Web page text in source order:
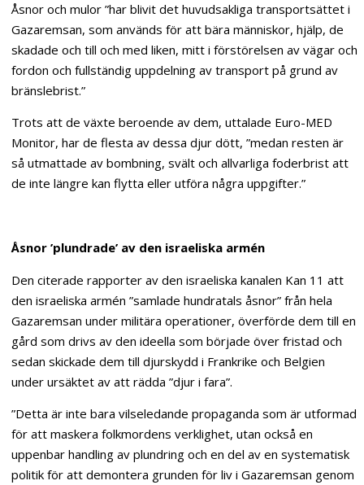
Åsnor och mulor ”har blivit det huvudsakliga transportsättet i
Gazaremsan, som används för att bära människor, hjälp, de
skadade och till och med liken, mitt i förstörelsen av vägar och
fordon och fullständig uppdelning av transport på grund av
bränslebrist.”
Trots att de växte beroende av dem, uttalade Euro-MED
Monitor, har de flesta av dessa djur dött, ”medan resten är
så utmattade av bombning, svält och allvarliga foderbrist att
de inte längre kan flytta eller utföra några uppgifter.”
Åsnor ’plundrade’ av den israeliska armén
Den citerade rapporter av den israeliska kanalen Kan 11 att
den israeliska armén ”samlade hundratals åsnor” från hela
Gazaremsan under militära operationer, överförde dem till en
gård som drivs av den ideella som började över fristad och
sedan skickade dem till djurskydd i Frankrike och Belgien
under ursäktet av att rädda ”djur i fara”.
”Detta är inte bara vilseledande propaganda som är utformad
för att maskera folkmordens verklighet, utan också en
uppenbar handling av plundring och en del av en systematisk
politik för att demontera grunden för liv i Gazaremsan genom